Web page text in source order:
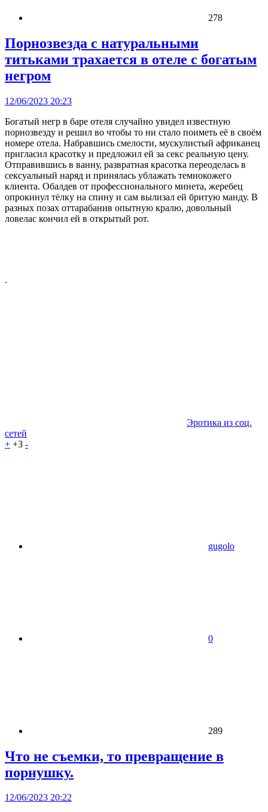
278
Порнозвезда с натуральными
титьками трахается в отеле с богатым
негром
12/06/2023 20:23
Богатый негр в баре отеля случайно увидел известную
порнозвезду и решил во чтобы то ни стало поиметь её в своём
номере отела. Набравшись смелости, мускулистый африканец
пригласил красотку и предложил ей за секс реальную цену.
Отправившись в ванну, развратная красотка переоделась в
сексуальный наряд и принялась ублажать темнокожего
клиента. Обалдев от профессионального минета, жеребец
опрокинул тёлку на спину и сам вылизал ей бритую манду. В
разных позах оттарабанив опытную кралю, довольный
ловелас кончил ей в открытый рот.
.
Эротика из соц.
сетей
+ +3 -
gugolo
0
289
Что не съемки, то превращение в
порнушку.
12/06/2023 20:22